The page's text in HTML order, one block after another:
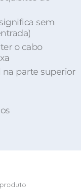
sem
o cabo
parte superior